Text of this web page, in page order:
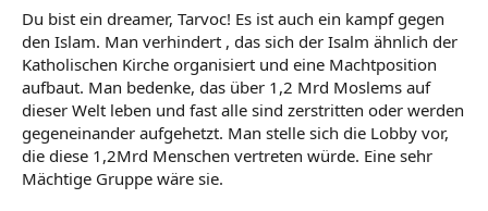
Zum Vergrößern anklicken....
Du bist ein dreamer, Tarvoc! Es ist auch ein kampf gegen
den Islam. Man verhindert , das sich der Isalm ähnlich der
Katholischen Kirche organisiert und eine Machtposition
aufbaut. Man bedenke, das über 1,2 Mrd Moslems auf
dieser Welt leben und fast alle sind zerstritten oder werden
gegeneinander aufgehetzt. Man stelle sich die Lobby vor,
die diese 1,2Mrd Menschen vertreten würde. Eine sehr
Mächtige Gruppe wäre sie.